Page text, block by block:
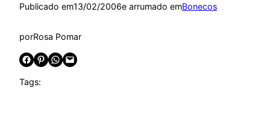
Publicado em13/02/2006e arrumado emBonecos
porRosa Pomar
Share on Facebook Share on Pinterest Share on WhatsApp Email this Page
Tags: